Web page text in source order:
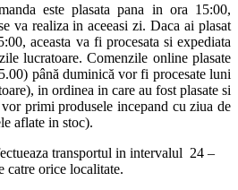
este plasata pana in ora 15:00,
va realiza in aceeasi zi. Daca ai plasat
aceasta va fi procesata si expediata
lucratoare. Comenzile online plasate
până duminică vor fi procesate luni
in ordinea in care au fost plasate si
primi produsele incepand cu ziua de
aflate in stoc).
transportul in intervalul 24 –
catre orice localitate.